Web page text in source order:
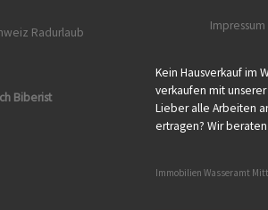
Radurlaub
Biberist
Kein Hausverkauf im
verkaufen mit
Lieber alle Arbeiten
ertragen? Wir
Immobilien Wasseramt